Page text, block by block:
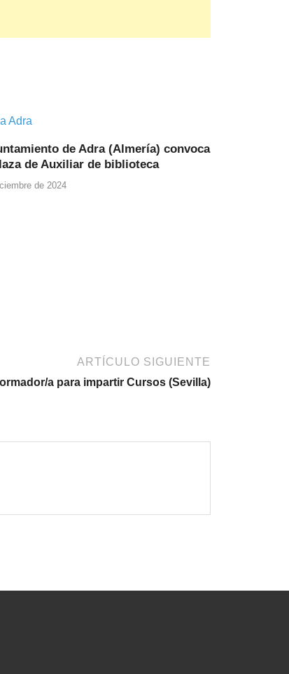
de Adra (Almería) convoca
de Auxiliar de biblioteca
de 2024
ARTÍCULO SIGUIENTE
a para impartir Cursos (Sevilla)